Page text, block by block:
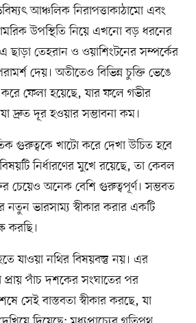
আঞ্চলিক নিরাপত্তাকাঠামো এবং
সামরিক উপস্থিতি নিয়ে এখনো বড় ধরনের
ছাড়া তেহরান ও ওয়াশিংটনের সম্পর্কের
দেয়। অতীতেও বিভিন্ন চুক্তি ভেঙে
করে ফেলা হয়েছে, যার ফলে গভীর
দ্রুত দূর হওয়ার সম্ভাবনা কম।
গুরুত্বকে খাটো করে দেখা উচিত হবে
নির্ধারণের মুখে রয়েছে, তা কেবল
চেয়েও অনেক বেশি গুরুত্বপূর্ণ। সম্ভবত
নতুন ভারসাম্য স্বীকার করার একটি
করছি।
যাওয়া নথির বিষয়বস্তু নয়। এর
পাঁচ দশকের সংঘাতের পর
সেই বাস্তবতা স্বীকার করছে, যা